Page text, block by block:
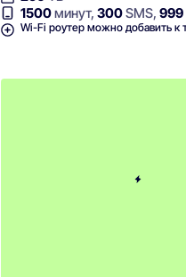
1500минут,300SMS,999
Wi-Fi роутер можно добавить к